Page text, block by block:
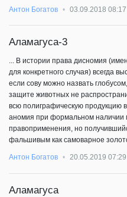
Антон Богатов 03.09.2018 08:17
Аламагуса-3
... В истории права дисномия
для конкретного случая) всегда
если сову можно назвать
защите животных не
всю полиграфическую продукцию
аномия при формальном наличии
правоприменения, но
фальшивым как самоварное
Антон Богатов 20.05.2019 07:29
​Аламагуса